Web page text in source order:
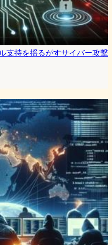
支持を揺るがすサイバー攻撃